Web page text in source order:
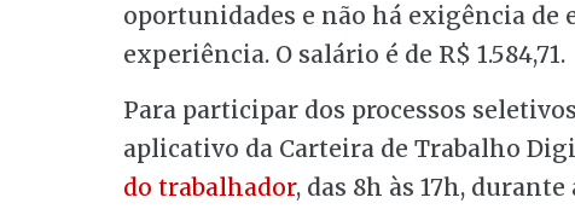
oportunidades e não há exigência
experiência. O salário é de R$ 1.584,71.
Para participar dos processos
aplicativo da Carteira de Trabalho
do trabalhador, das 8h às 17h,